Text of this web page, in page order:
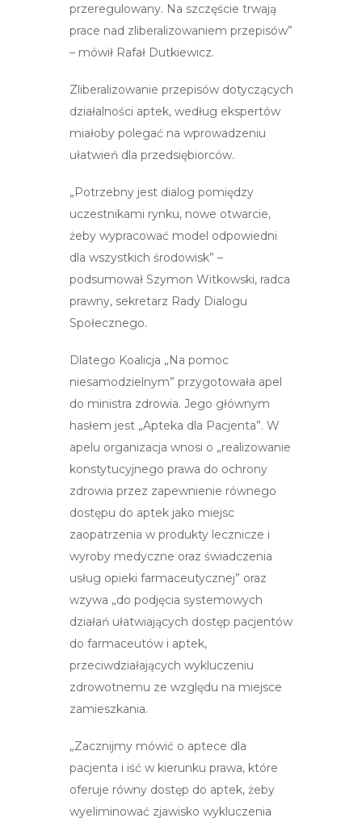
przeregulowany. Na szczęście trwają
prace nad zliberalizowaniem przepisów”
– mówił Rafał Dutkiewicz.
Zliberalizowanie przepisów dotyczących
działalności aptek, według ekspertów
miałoby polegać na wprowadzeniu
ułatwień dla przedsiębiorców.
„Potrzebny jest dialog pomiędzy
uczestnikami rynku, nowe otwarcie,
żeby wypracować model odpowiedni
dla wszystkich środowisk” –
podsumował Szymon Witkowski, radca
prawny, sekretarz Rady Dialogu
Społecznego.
Dlatego Koalicja „Na pomoc
niesamodzielnym” przygotowała apel
do ministra zdrowia. Jego głównym
hasłem jest „Apteka dla Pacjenta”. W
apelu organizacja wnosi o „realizowanie
konstytucyjnego prawa do ochrony
zdrowia przez zapewnienie równego
dostępu do aptek jako miejsc
zaopatrzenia w produkty lecznicze i
wyroby medyczne oraz świadczenia
usług opieki farmaceutycznej” oraz
wzywa „do podjęcia systemowych
działań ułatwiających dostęp pacjentów
do farmaceutów i aptek,
przeciwdziałających wykluczeniu
zdrowotnemu ze względu na miejsce
zamieszkania.
„Zacznijmy mówić o aptece dla
pacjenta i iść w kierunku prawa, które
oferuje równy dostęp do aptek, żeby
wyeliminować zjawisko wykluczenia